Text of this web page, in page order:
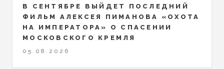
В СЕНТЯБРЕ ВЫЙДЕТ ПОСЛЕДНИЙ
ФИЛЬМ АЛЕКСЕЯ ПИМАНОВА «ОХОТА
НА ИМПЕРАТОРА» О СПАСЕНИИ
МОСКОВСКОГО КРЕМЛЯ
05.08.2026